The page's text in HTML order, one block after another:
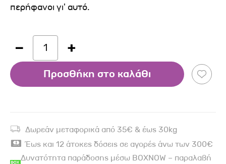
περήφανοι γι' αυτό.
1
Προσθήκη στο καλάθι
Δωρεάν μεταφορικά από 35€ & έως 30kg
Έως και 12 άτοκες δόσεις σε αγορές άνω των 300€
Δυνατότητα παράδοσης μέσω BOXNOW – παραλαβή